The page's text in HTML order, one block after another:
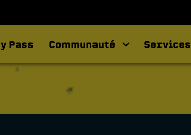
Pass Communauté Services